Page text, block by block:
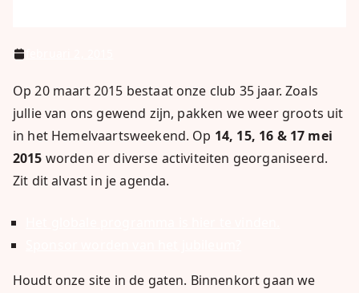
Op 20 maart 2015 bestaat onze club 35 jaar. Zoals
jullie van ons gewend zijn, pakken we weer groots uit
in het Hemelvaartsweekend. Op 14, 15, 16 & 17 mei
2015 worden er diverse activiteiten georganiseerd.
Zit dit alvast in je agenda.
Houdt onze site in de gaten. Binnenkort gaan we